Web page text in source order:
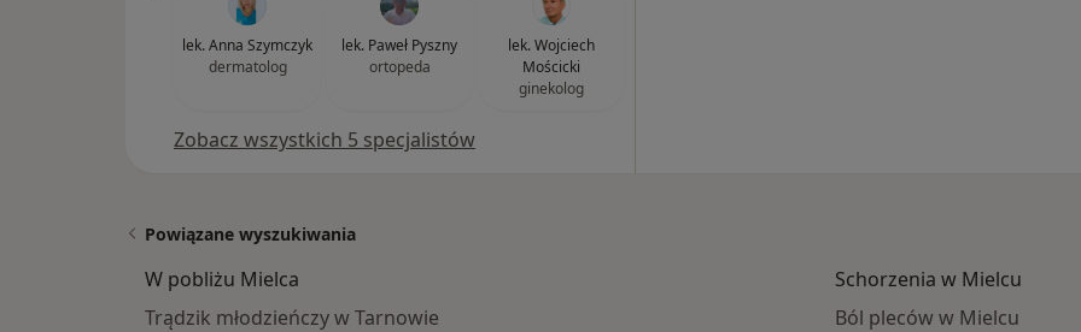
lek. Anna Szymczyk
dermatolog
lek. Paweł Pyszny
ortopeda
lek. Wojciech
Mościcki
ginekolog
Zobacz wszystkich 5 specjalistów
Powiązane wyszukiwania
W pobliżu Mielca
Trądzik młodzieńczy w Tarnowie
Schorzenia w Mielcu
Ból pleców w Mielcu